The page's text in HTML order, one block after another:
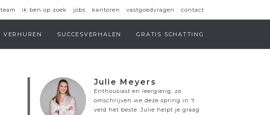
team ik ben op zoek jobs kantoren vastgoedvragen contact
VERHUREN SUCCESVERHALEN GRATIS SCHATTING
Julie Meyers
Enthousiast en leergierig, zo
omschrijven we deze spring in ‘t
veld het beste. Julie helpt je graag